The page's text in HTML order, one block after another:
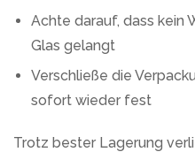
Achte darauf, dass kein
Glas gelangt
Verschließe die
sofort wieder fest
Trotz bester Lagerung